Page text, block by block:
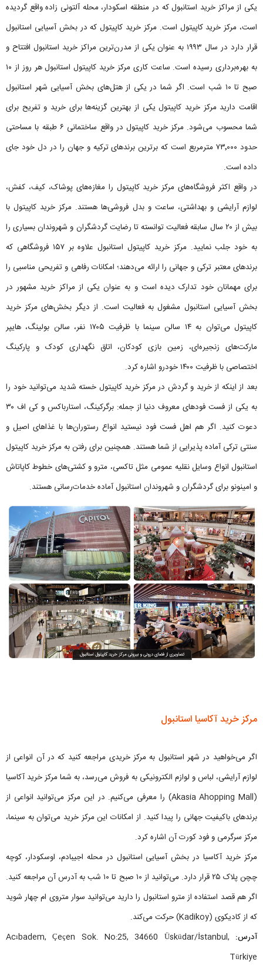
یکی از مراکز خرید استانبول که در منطقه اسکودار، محله آلتونی زاده واقع گردیده
است، مرکز خرید کاپیتول است. مرکز خرید کاپیتول که در بخش آسیایی استانبول
قرار دارد در سال ۱۹۹۳ به عنوان یکی از مدرن‌ترین مراکز خرید استانبول افتتاح و
به بهره‌برداری رسیده است. ساعت کاری مرکز خرید کاپیتول استانبول هر روز از ۱۰
صبح تا ۱۰ شب است. اگر شما در یکی از هتل‌های بخش آسیایی شهر استانبول
اقامت دارید مرکز خرید کاپیتول یکی از بهترین گزینه‌ها برای خرید و تفریح برای
شما محسوب می‌شود. مرکز خرید کاپیتول در واقع ساختمانی ۶ طبقه با مساحتی
حدود ۷۳٬۰۰۰ مترمربع است که برترین برندهای ترکیه و جهان را در دل خود جای
داده است.
در واقع اکثر فروشگاه‌های مرکز خرید کاپیتول را مغازه‌های پوشاک، کیف، کفش،
لوازم آرایشی و بهداشتی، ساعت و بدل فروشی‌ها هستند. مرکز خرید کاپیتول با
بیش از ۲۰ سال سابقه فعالیت توانسته تا رضایت گردشگران و شهروندان بسیاری را
به خود جلب نمایید. مرکز خرید کاپیتول استانبول علاوه بر ۱۵۷ فروشگاهی که
برندهای معتبر ترکی و جهانی را ارائه می‌دهند؛ امکانات رفاهی و تفریحی مناسبی را
برای مهمانان خود تدارک دیده است و به عنوان یکی از مراکز خرید مشهور در
بخش آسیایی استانبول مشغول به فعالیت است. از دیگر بخش‌های مرکز خرید
کاپیتول می‌توان به ۱۴ سالن سینما با ظرفیت ۱۷۰۵ نفر، سالن بولینگ، هایپر
مارکت‌های زنجیره‌ای، زمین بازی کودکان، اتاق نگهداری کودک و پارکینگ
اختصاصی با ظرفیت ۱۴۰۰ خودرو اشاره کرد.
بعد از اینکه از خرید و گردش در مرکز خرید کاپیتول خسته شدید می‌توانید خود را
به یکی از فست فودهای معروف دنیا از جمله: برگرکینگ، استارباکس و کی اف ۳۰
دعوت کنید. اگر هم اهل فست فود نیستید انواع رستوران‌ها با غذاهای اصیل و
سنتی ترکی آماده پذیرایی از شما هستند. همچنین برای رفتن به مرکز خرید کاپیتول
استانبول انواع وسایل نقلیه عمومی مثل تاکسی، مترو و کشتی‌های خطوط کاپاتاش
و امینونو برای گردشگران و شهروندان استانبول آماده خدمات‌رسانی هستند.
مرکز خرید آکاسیا استانبول
اگر می‌خواهید در شهر استانبول به مرکز خریدی مراجعه کنید که در آن انواعی از
لوازم آرایشی، لباس و لوازم الکترونیکی به فروش می‌رسد، به شما مرکز خرید آکاسیا
(Akasia Ahopping Mall) را معرفی می‌کنیم. در این مرکز می‌توانید انواعی از
برندهای باکیفیت جهانی را پیدا کنید. از امکانات این مرکز خرید می‌توان به سینما،
مرکز سرگرمی و فود کورت آن اشاره کرد.
مرکز خرید آکاسیا در بخش آسیایی استانبول در محله اجیبادم، اوسکودار، کوچه
چچن پلاک ۲۵ قرار دارد. می‌توانید از ۱۰ صبح تا ۱۰ شب به آدرس آن مراجعه کنید.
اگر هم قصد استفاده از مترو استانبول را دارید می‌توانید سوار متروی ام چهار شوید
که از کادیکوی (Kadikoy) حرکت می‌کند.
آدرس: Acıbadem, Çeçen Sok. No:25, 34660 Üsküdar/İstanbul,
Türkiye